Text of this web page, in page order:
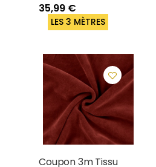
35,99 €
LES 3 MÈTRES
Coupon 3m Tissu